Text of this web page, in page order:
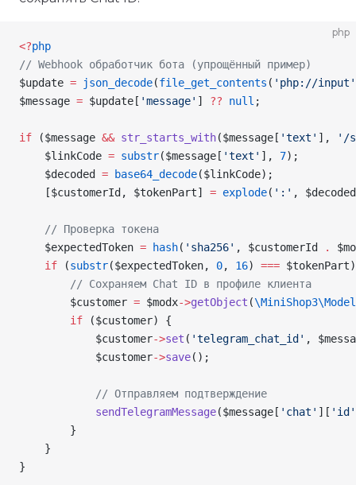
php
<?php
// Webhook обработчик бота (упрощённый пример)
$update = json_decode(file_get_contents ( 'php://input'
$message = $update [ 'message' ] ?? null ;
if ($message && str_starts_with($message [ 'text' ],
'/
    $linkCode
= substr($message [ 'text' ], 7);
    $decoded
= base64_decode($linkCode);
    [
$customerId , $tokenPart] = explode( ':' , $decoded
    // Проверка токена
    $expectedToken
= hash( 'sha256' , $customerId .
    if
(substr($expectedToken, 0, 16) === $tokenPart
        // Сохраняем Chat ID в профиле клиента
        $customer
= $modx->getObject (
        if
($customer) {
            $customer
->set ( 'telegram_chat_id' ,
            $customer
->save();
            // Отправляем подтверждение
            sendTelegramMessage
($message [ 'chat' ][ 'id'
        }
    }
}